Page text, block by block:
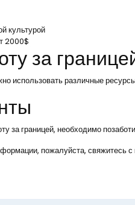
культурой
2000$
за
использовать различные
за границей, необходимо
пожалуйста, свяжитесь с